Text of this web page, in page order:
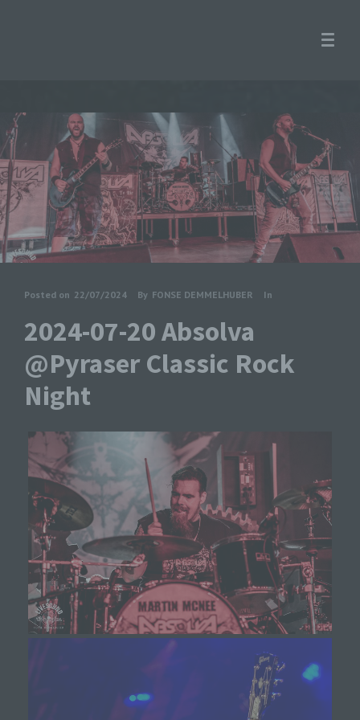
Posted on 22/07/2024 By FONSE DEMMELHUBER In
2024-07-20 Absolva
@Pyraser Classic Rock
Night